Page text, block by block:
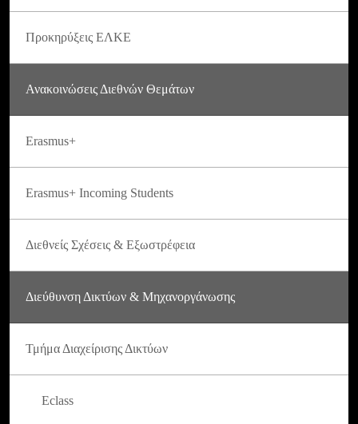
Προκηρύξεις ΕΛΚΕ
Ανακοινώσεις Διεθνών Θεμάτων
Erasmus+
Erasmus+ Incoming Students
Διεθνείς Σχέσεις & Εξωστρέφεια
Διεύθυνση Δικτύων & Μηχανοργάνωσης
Τμήμα Διαχείρισης Δικτύων
Eclass